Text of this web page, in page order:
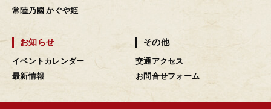
常陸乃國 かぐや姫
お知らせ
イベントカレンダー
最新情報
その他
交通アクセス
お問合せフォーム